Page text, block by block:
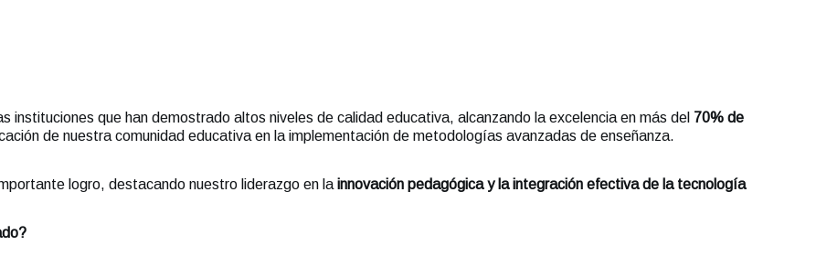
instituciones que han demostrado altos niveles de calidad educativa, alcanzando la excelencia en más del 70% de
de nuestra comunidad educativa en la implementación de metodologías avanzadas de enseñanza.
logro, destacando nuestro liderazgo en la innovación pedagógica y la integración efectiva de la tecnología